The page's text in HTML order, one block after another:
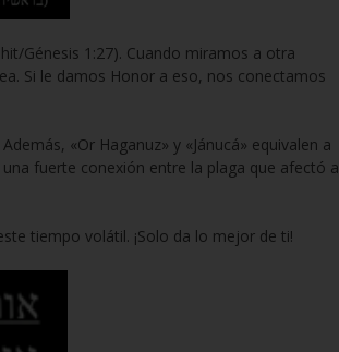
Génesis 1:27). Cuando miramos a otra
Si le damos Honor a eso, nos conectamos
Además, «Or Haganuz» y «Jánucá» equivalen a
una fuerte conexión entre la plaga que afectó a
tiempo volátil. ¡Solo da lo mejor de ti!